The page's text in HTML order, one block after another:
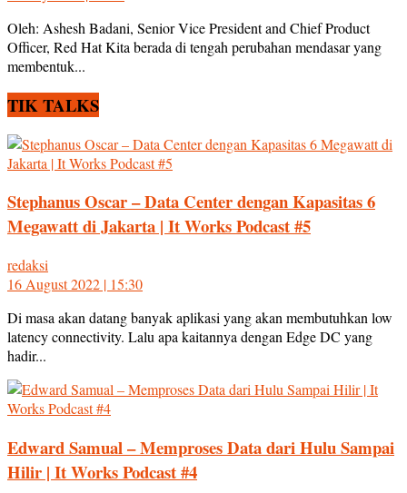
Oleh: Ashesh Badani, Senior Vice President and Chief Product
Officer, Red Hat Kita berada di tengah perubahan mendasar yang
membentuk...
TIK TALKS
Stephanus Oscar – Data Center dengan Kapasitas 6
Megawatt di Jakarta | It Works Podcast #5
redaksi
16 August 2022 | 15:30
Di masa akan datang banyak aplikasi yang akan membutuhkan low
latency connectivity. Lalu apa kaitannya dengan Edge DC yang
hadir...
Edward Samual – Memproses Data dari Hulu Sampai
Hilir | It Works Podcast #4